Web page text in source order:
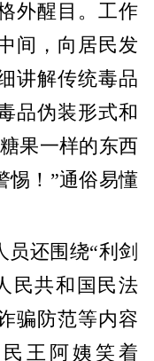
外醒目。工作
间，向居民发
讲解传统毒品
品伪装形式和
果一样的东西
惕！”通俗易懂
员还围绕“利剑
民共和国民法
骗防范等内容
王阿姨笑着